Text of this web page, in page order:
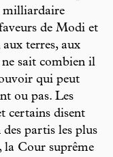
milliardaire
de Modi et
aux terres, aux
sait combien il
qui peut
ou pas. Les
certains disent
des partis les plus
la Cour suprême